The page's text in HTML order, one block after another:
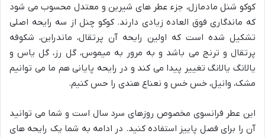
کوکو شنل مادمازل، جزء عطر های شیرین و معتدل محسوب می شود
که ماندگاری فوق العاده زیادی دارند. کوکو چنل از سه رایحه اصلی
تشکیل شده است که اولین رایحه آن پرتقال، ماندراین، شکوفه
پرتقال و ترنج می باشد و به مرور به میموس، گل رز، گل یاس و
یالانگ یالانگ تغییر پیدا می کند و در رایحه پایانی هم ما می توانیم
مشک، وانیل، خس خس و نعناع هندی را حس کنیم.
این عطر فرانسوی مخصوص روزهای سرد سال است و شما می توانید
آن را برای فصل پاییز استفاده کنید. در ادامه به شما یک رایحه های